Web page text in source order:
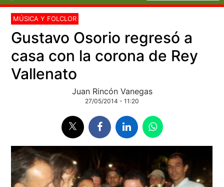
MÚSICA Y FOLCLOR
Gustavo Osorio regresó a
casa con la corona de Rey
Vallenato
Juan Rincón Vanegas
27/05/2014 - 11:20